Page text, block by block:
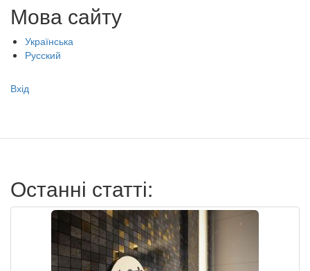
Мова сайту
Українська
Русский
Меню
записи
Вхід
Останні статті: